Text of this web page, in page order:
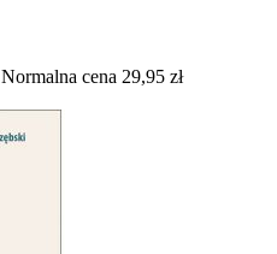
Normalna cena 29,95 zł